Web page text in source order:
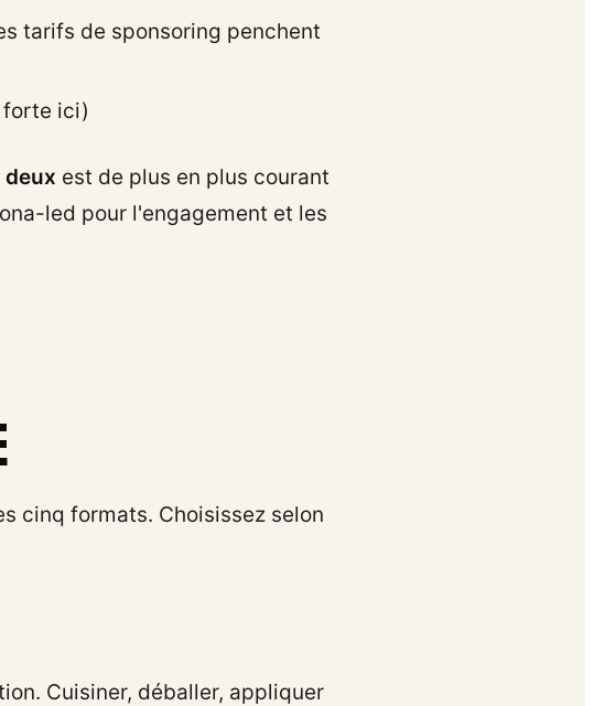
tarifs de sponsoring penchent
forte ici)
est de plus en plus courant
led pour l'engagement et les
cinq formats. Choisissez selon
Cuisiner, déballer, appliquer